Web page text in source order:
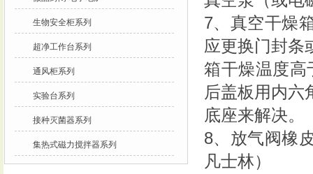
7、真空干燥
应更换门封条
箱干燥温度
后盖板用内六
底座来解决。
8、放气阀橡
凡士林）
生物安全柜系列
超净工作台系列
通风柜系列
实验台系列
接种灭菌器系列
集热式磁力搅拌器系列